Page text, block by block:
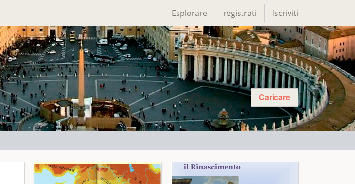
Esplorare registrati Iscriviti
Caricare